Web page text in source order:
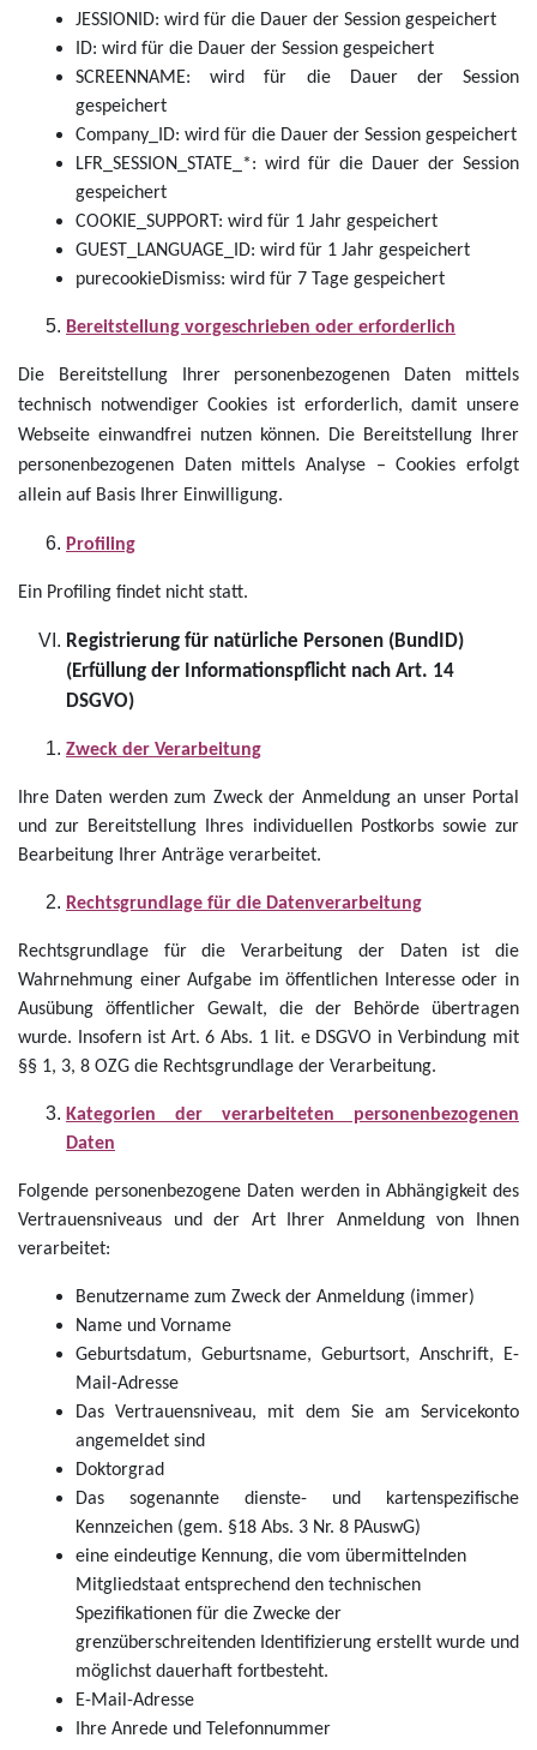
JESSIONID: wird für die Dauer der Session gespeichert
ID: wird für die Dauer der Session gespeichert
SCREENNAME: wird für die Dauer der Session
gespeichert
Company_ID: wird für die Dauer der Session gespeichert
LFR_SESSION_STATE_*: wird für die Dauer der Session
gespeichert
COOKIE_SUPPORT: wird für 1 Jahr gespeichert
GUEST_LANGUAGE_ID: wird für 1 Jahr gespeichert
purecookieDismiss: wird für 7 Tage gespeichert
Bereitstellung vorgeschrieben oder erforderlich
Die Bereitstellung Ihrer personenbezogenen Daten mittels
technisch notwendiger Cookies ist erforderlich, damit unsere
Webseite einwandfrei nutzen können. Die Bereitstellung Ihrer
personenbezogenen Daten mittels Analyse – Cookies erfolgt
allein auf Basis Ihrer Einwilligung.
Profiling
Ein Profiling findet nicht statt.
Registrierung für natürliche Personen (BundID)
(Erfüllung der Informationspflicht nach Art. 14
DSGVO)
Zweck der Verarbeitung
Ihre Daten werden zum Zweck der Anmeldung an unser Portal
und zur Bereitstellung Ihres individuellen Postkorbs sowie zur
Bearbeitung Ihrer Anträge verarbeitet.
Rechtsgrundlage für die Datenverarbeitung
Rechtsgrundlage für die Verarbeitung der Daten ist die
Wahrnehmung einer Aufgabe im öffentlichen Interesse oder in
Ausübung öffentlicher Gewalt, die der Behörde übertragen
wurde. Insofern ist Art. 6 Abs. 1 lit. e DSGVO in Verbindung mit
§§ 1, 3, 8 OZG die Rechtsgrundlage der Verarbeitung.
Kategorien der verarbeiteten personenbezogenen
Daten
Folgende personenbezogene Daten werden in Abhängigkeit des
Vertrauensniveaus und der Art Ihrer Anmeldung von Ihnen
verarbeitet:
Benutzername zum Zweck der Anmeldung (immer)
Name und Vorname
Geburtsdatum, Geburtsname, Geburtsort, Anschrift, E-
Mail-Adresse
Das Vertrauensniveau, mit dem Sie am Servicekonto
angemeldet sind
Doktorgrad
Das sogenannte dienste- und kartenspezifische
Kennzeichen (gem. §18 Abs. 3 Nr. 8 PAuswG)
eine eindeutige Kennung, die vom übermittelnden
Mitgliedstaat entsprechend den technischen
Spezifikationen für die Zwecke der
grenzüberschreitenden Identifizierung erstellt wurde und
möglichst dauerhaft fortbesteht.
E-Mail-Adresse
Ihre Anrede und Telefonnummer